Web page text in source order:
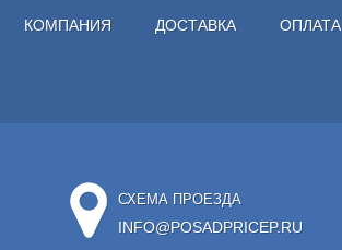
КОМПАНИЯ ДОСТАВКА ОПЛАТА
СХЕМА ПРОЕЗДА
INFO@POSADPRICEP.RU